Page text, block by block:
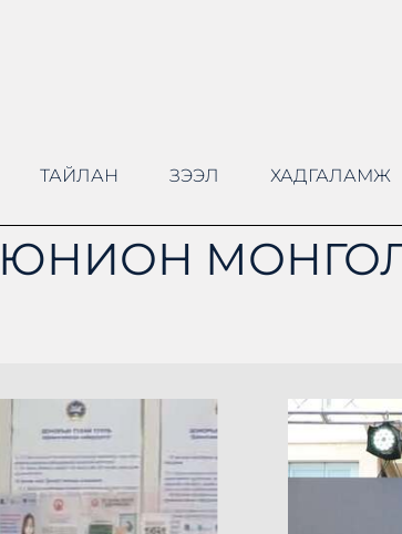
ТАЙЛАН ЗЭЭЛ ХАДГАЛАМЖ
ЮНИОН